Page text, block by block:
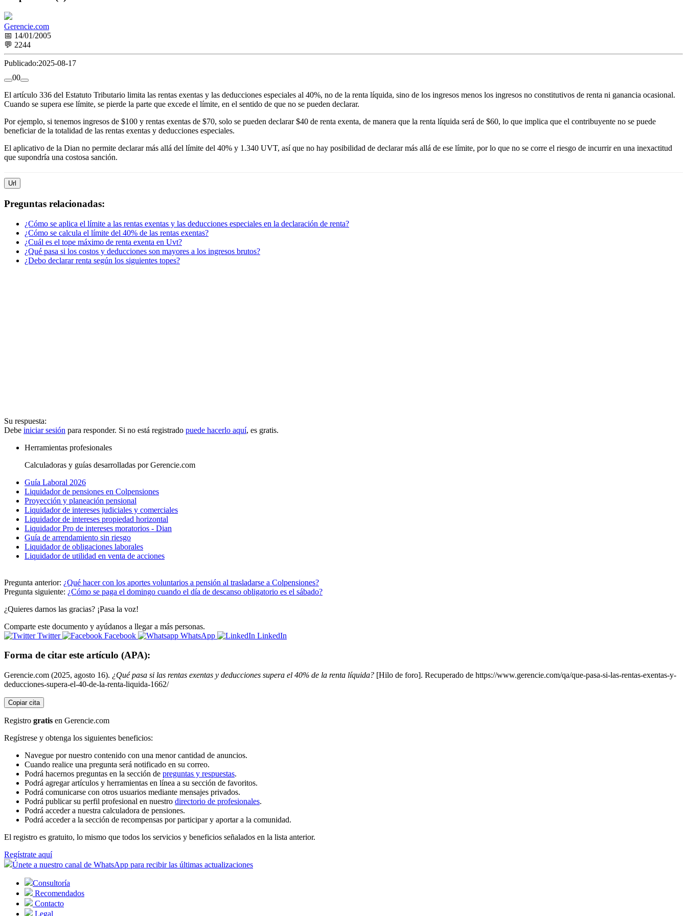
Gerencie.com
📅 14/01/2005
💬 2244
Publicado:2025-08-17
00
El artículo 336 del Estatuto Tributario limita las rentas exentas y las deducciones especiales al 40%, no de la renta líquida, sino de los ingresos menos los ingresos no constitutivos de renta ni ganancia ocasional.
Cuando se supera ese límite, se pierde la parte que excede el límite, en el sentido de que no se pueden declarar.
Por ejemplo, si tenemos ingresos de $100 y rentas exentas de $70, solo se pueden declarar $40 de renta exenta, de manera que la renta líquida será de $60, lo que implica que el contribuyente no se puede
beneficiar de la totalidad de las rentas exentas y deducciones especiales.
El aplicativo de la Dian no permite declarar más allá del límite del 40% y 1.340 UVT, así que no hay posibilidad de declarar más allá de ese límite, por lo que no se corre el riesgo de incurrir en una inexactitud
que supondría una costosa sanción.
Url
Preguntas relacionadas:
¿Cómo se aplica el límite a las rentas exentas y las deducciones especiales en la declaración de renta?
¿Cómo se calcula el límite del 40% de las rentas exentas?
¿Cuál es el tope máximo de renta exenta en Uvt?
¿Qué pasa si los costos y deducciones son mayores a los ingresos brutos?
¿Debo declarar renta según los siguientes topes?
Su respuesta:
Debe iniciar sesión para responder. Si no está registrado puede hacerlo aquí, es gratis.
Herramientas profesionales
Calculadoras y guías desarrolladas por Gerencie.com
Guía Laboral 2026
Liquidador de pensiones en Colpensiones
Proyección y planeación pensional
Liquidador de intereses judiciales y comerciales
Liquidador de intereses propiedad horizontal
Liquidador Pro de intereses moratorios - Dian
Guía de arrendamiento sin riesgo
Liquidador de obligaciones laborales
Liquidador de utilidad en venta de acciones
Pregunta anterior: ¿Qué hacer con los aportes voluntarios a pensión al trasladarse a Colpensiones?
Pregunta siguiente: ¿Cómo se paga el domingo cuando el día de descanso obligatorio es el sábado?
¿Quieres darnos las gracias? ¡Pasa la voz!
Comparte este documento y ayúdanos a llegar a más personas.
Twitter
Facebook WhatsApp LinkedIn
Forma de citar este artículo (APA):
Gerencie.com (2025, agosto 16). ¿Qué pasa si las rentas exentas y deducciones supera el 40% de la renta líquida? [Hilo de foro]. Recuperado de https://www.gerencie.com/qa/que-pasa-si-las-rentas-exentas-y-
deducciones-supera-el-40-de-la-renta-liquida-1662/
Copiar cita
Registro gratis en Gerencie.com
Regístrese y obtenga los siguientes beneficios:
Navegue por nuestro contenido con una menor cantidad de anuncios.
Cuando realice una pregunta será notificado en su correo.
Podrá hacernos preguntas en la sección de preguntas y respuestas.
Podrá agregar artículos y herramientas en línea a su sección de favoritos.
Podrá comunicarse con otros usuarios mediante mensajes privados.
Podrá publicar su perfil profesional en nuestro directorio de profesionales.
Podrá acceder a nuestra calculadora de pensiones.
Podrá acceder a la sección de recompensas por participar y aportar a la comunidad.
El registro es gratuito, lo mismo que todos los servicios y beneficios señalados en la lista anterior.
Regístrate aquí
Únete a nuestro canal de WhatsApp para recibir las últimas actualizaciones
Consultoría
Recomendados
Contacto
Legal